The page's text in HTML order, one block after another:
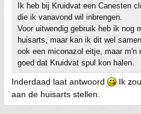
Ik heb bij Kruidvat een Canesten
die ik vanavond wil inbrengen.
Voor uitwendig gebruik heb ik nog
huisarts, maar kan ik dit wel
ook een miconazol eitje, maar
goed dat Kruidvat spul kon halen.
Inderdaad laat antwoord
Ik
aan de huisarts stellen.